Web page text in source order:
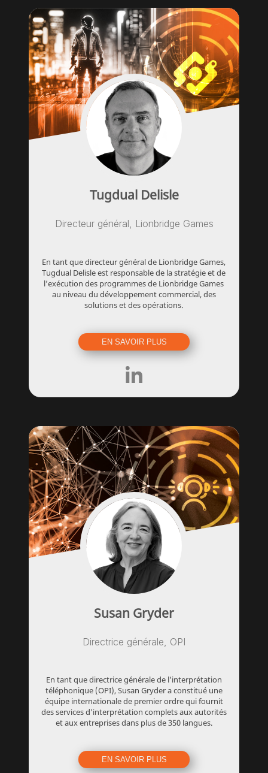
Tugdual Delisle
Directeur général, Lionbridge Games
En tant que directeur général de Lionbridge Games,
Tugdual Delisle est responsable de la stratégie et de
l’exécution des programmes de Lionbridge Games
au niveau du développement commercial, des
solutions et des opérations.
EN SAVOIR PLUS
Susan Gryder
Directrice générale, OPI
En tant que directrice générale de l'interprétation
téléphonique (OPI), Susan Gryder a constitué une
équipe internationale de premier ordre qui fournit
des services d'interprétation complets aux autorités
et aux entreprises dans plus de 350 langues.
EN SAVOIR PLUS